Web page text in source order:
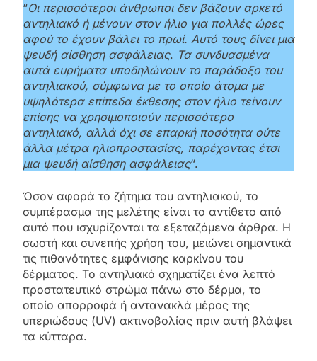
“Οι περισσότεροι άνθρωποι δεν βάζουν αρκετό
αντηλιακό ή μένουν στον ήλιο για πολλές ώρες
αφού το έχουν βάλει το πρωί. Αυτό τους δίνει μια
ψευδή αίσθηση ασφάλειας. Τα συνδυασμένα
αυτά ευρήματα υποδηλώνουν το παράδοξο του
αντηλιακού, σύμφωνα με το οποίο άτομα με
υψηλότερα επίπεδα έκθεσης στον ήλιο τείνουν
επίσης να χρησιμοποιούν περισσότερο
αντηλιακό, αλλά όχι σε επαρκή ποσότητα ούτε
άλλα μέτρα ηλιοπροστασίας, παρέχοντας έτσι
μια ψευδή αίσθηση ασφάλειας“.
Όσον αφορά το ζήτημα του αντηλιακού, το
συμπέρασμα της μελέτης είναι το αντίθετο από
αυτό που ισχυρίζονται τα εξεταζόμενα άρθρα. Η
σωστή και συνεπής χρήση του, μειώνει σημαντικά
τις πιθανότητες εμφάνισης καρκίνου του
δέρματος. Το αντηλιακό σχηματίζει ένα λεπτό
προστατευτικό στρώμα πάνω στο δέρμα, το
οποίο απορροφά ή αντανακλά μέρος της
υπεριώδους (UV) ακτινοβολίας πριν αυτή βλάψει
τα κύτταρα.